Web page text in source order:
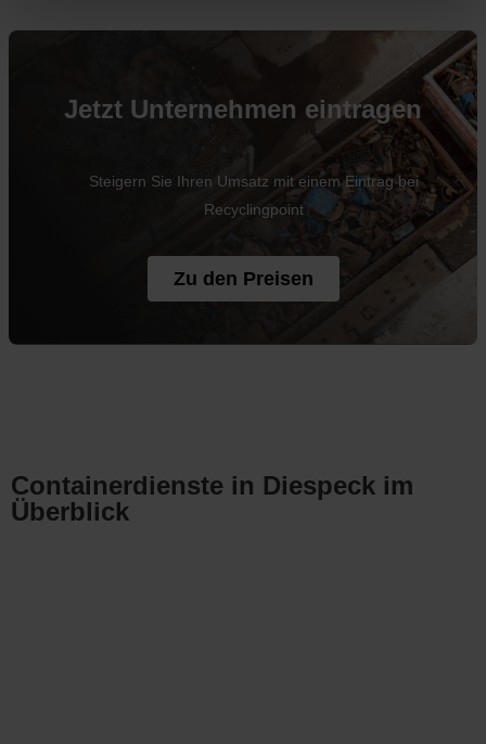
Jetzt Unternehmen eintragen
Steigern Sie Ihren Umsatz mit einem Eintrag bei
Recyclingpoint
Zu den Preisen
Containerdienste in Diespeck im
Überblick